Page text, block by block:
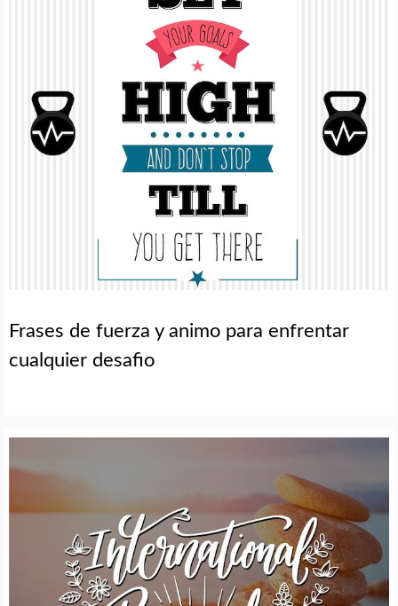
Frases de fuerza y animo para enfrentar
cualquier desafio